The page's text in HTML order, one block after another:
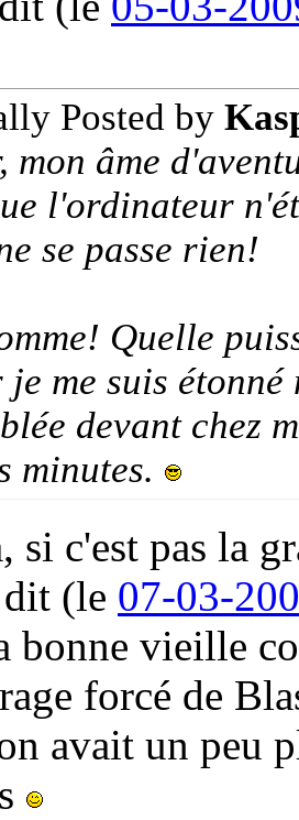
Posted by
mon âme
l'ordinateur
se passe rien!
Quelle
je me suis
devant chez
minutes.
si c'est pas la
(le 07-03-
bonne vieille
forcé de
avait un peu